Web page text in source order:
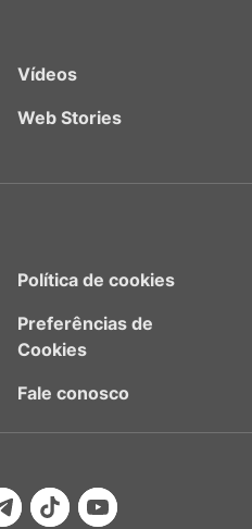
Vídeos
Web Stories
Política de cookies
Preferências de
Cookies
Fale conosco